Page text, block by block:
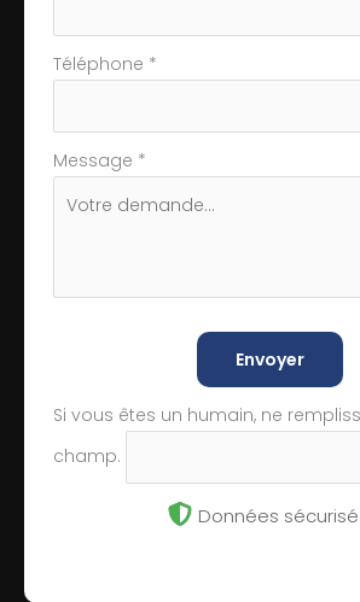
Téléphone *
Message *
Envoyer
Si vous êtes un humain, ne
champ.
Données